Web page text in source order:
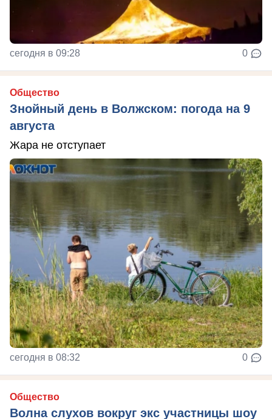
сегодня в 09:28 0
Общество
Знойный день в Волжском: погода на 9
августа
Жара не отступает
сегодня в 08:32 0
Общество
Волна слухов вокруг экс участницы шоу